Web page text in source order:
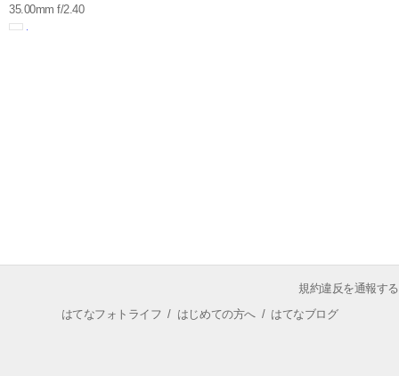
35.00mm f/2.40
規約違反を通報する
はてなフォトライフ / はじめての方へ/ はてなブログ